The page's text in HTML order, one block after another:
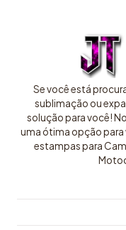
Se você está
sublimação ou
solução para você!
uma ótima opção para
estampas para